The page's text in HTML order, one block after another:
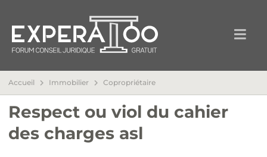
Accueil Immobilier Copropriétaire
Respect ou viol du cahier
des charges asl